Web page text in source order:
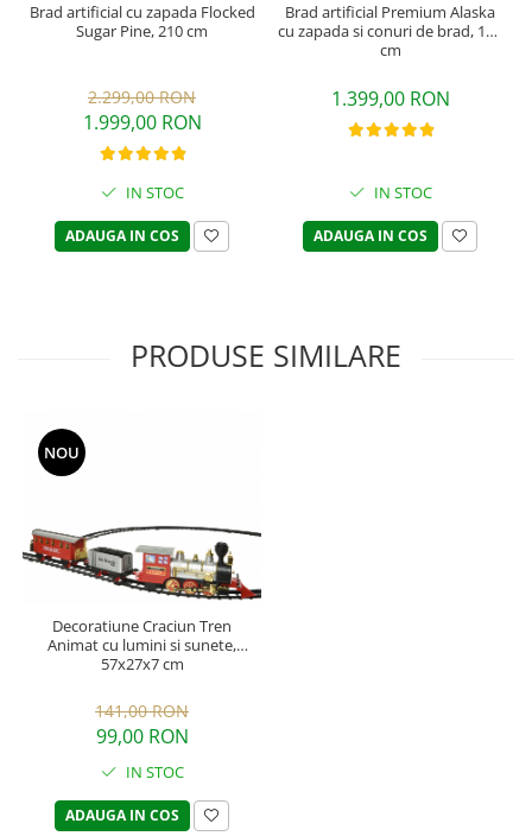
Brad artificial cu zapada Flocked
Sugar Pine, 210 cm
2.299,00 RON
1.999,00 RON
IN STOC
ADAUGA IN COS
Brad artificial Premium Alaska
cu zapada si conuri de brad, 180
cm
1.399,00 RON
IN STOC
ADAUGA IN COS
PRODUSE SIMILARE
NOU
Decoratiune Craciun Tren
Animat cu lumini si sunete,
57x27x7 cm
141,00 RON
99,00 RON
IN STOC
ADAUGA IN COS